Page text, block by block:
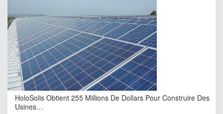
HoloSolis Obtient 255 Millions De Dollars Pour Construire Des
Usines…